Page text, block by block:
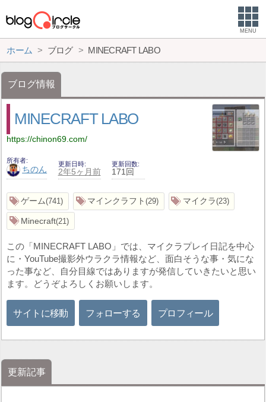
MENU
ホーム ブログ MINECRAFT LABO
ブログ情報
MINECRAFT LABO
https://chinon69.com/
所有者
ちのん
更新日時
2年5ヶ月前
更新回数
171回
ゲーム 741 マインクラフト 29 マイクラ 23
Minecraft 21
この「MINECRAFT LABO」では、マイクラプレイ日記を中心
に・YouTube撮影外ウラクラ情報など、面白そうな事・気にな
った事など、自分目線ではありますが発信していきたいと思い
ます。どうぞよろしくお願いします。
サイトに移動 フォローする プロフィール
更新記事